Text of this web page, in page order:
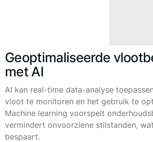
Geoptimaliseerde
met AI
AI kan real-time data-analyse
vloot te monitoren en het gebruik te
Machine learning voorspelt
vermindert onvoorziene stilstanden,
bespaart.